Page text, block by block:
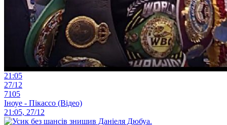
21:05
27/12
7105
Іноуе - Пікассо (Відео)
21:05, 27/12